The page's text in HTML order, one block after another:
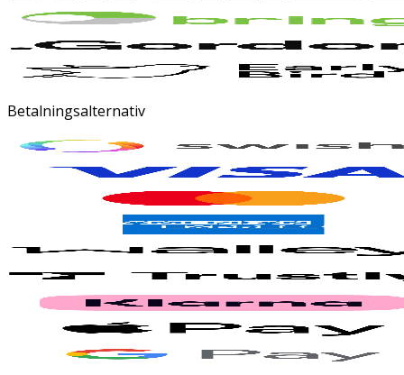
Betalningsalternativ